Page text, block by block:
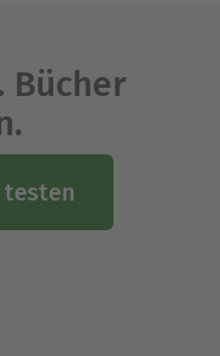
Er ist Autor
schreibt aber
Bücher
testen